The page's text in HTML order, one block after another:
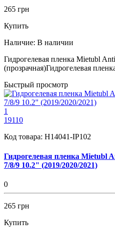
265 грн
Купить
Наличие: В наличии
Гидрогелевая пленка Mietubl
(прозрачная)Гидрогелевая
Быстрый просмотр
1
19110
Код товара: H14041-IP102
Гидрогелевая пленка Mietubl
7/8/9 10.2" (2019/2020/2021)
0
265 грн
Купить